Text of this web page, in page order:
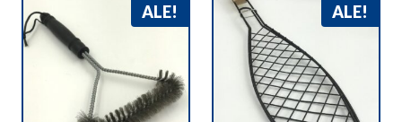
ALE! ALE!